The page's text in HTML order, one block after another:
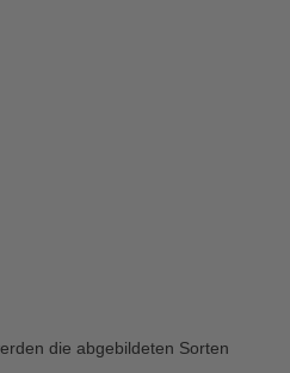
die abgebildeten Sorten